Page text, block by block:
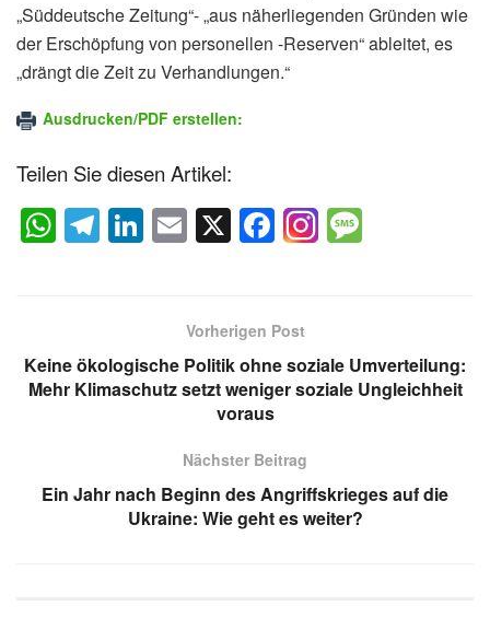
„Süddeutsche Zeitung“- „aus näherliegenden Gründen wie
der Erschöpfung von personellen -Reserven“ ableitet, es
„drängt die Zeit zu Verhandlungen.“
Ausdrucken/PDF erstellen:
Teilen Sie diesen Artikel:
W
h
A
p
T
el
a
m
Li
n
dI
n
E
m
X F
a
e
b
o
k
g
e
Vorherigen Post
Keine ökologische Politik ohne soziale Umverteilung:
Mehr Klimaschutz setzt weniger soziale Ungleichheit
voraus
Nächster Beitrag
Ein Jahr nach Beginn des Angriffskrieges auf die
Ukraine: Wie geht es weiter?